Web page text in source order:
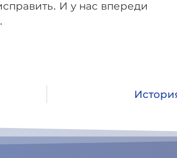
И у нас впереди